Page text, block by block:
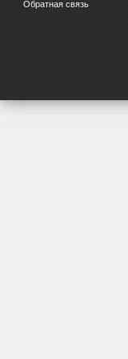
Обратная связь